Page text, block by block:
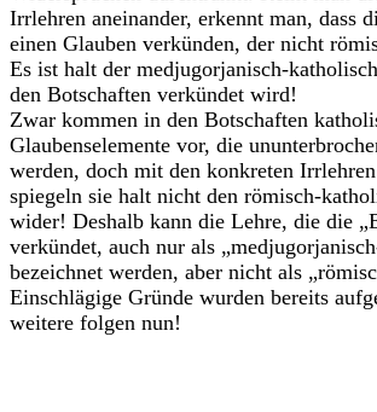
Irrlehren aneinander, erkennt man, dass
einen Glauben verkünden, der nicht
Es ist halt der medjugorjanisch-
den Botschaften verkündet wird!
Zwar kommen in den Botschaften
Glaubenselemente vor, die
werden, doch mit den konkreten
spiegeln sie halt nicht den römisch-
wider! Deshalb kann die Lehre, die die
verkündet, auch nur als
bezeichnet werden, aber nicht als
Einschlägige Gründe wurden bereits
weitere folgen nun!